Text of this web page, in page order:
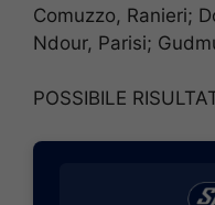
Comuzzo, Ranieri;
Ndour, Parisi;
POSSIBILE